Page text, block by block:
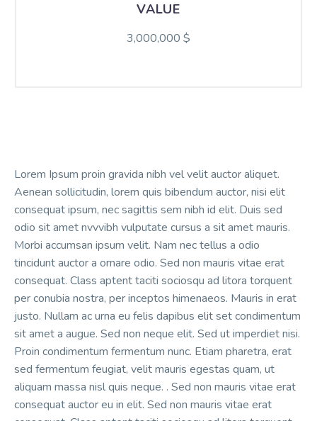
VALUE
3,000,000 $
Lorem Ipsum proin gravida nibh vel velit auctor aliquet.
Aenean sollicitudin, lorem quis bibendum auctor, nisi elit
consequat ipsum, nec sagittis sem nibh id elit. Duis sed
odio sit amet nvvvibh vulputate cursus a sit amet mauris.
Morbi accumsan ipsum velit. Nam nec tellus a odio
tincidunt auctor a ornare odio. Sed non mauris vitae erat
consequat. Class aptent taciti sociosqu ad litora torquent
per conubia nostra, per inceptos himenaeos. Mauris in erat
justo. Nullam ac urna eu felis dapibus elit set condimentum
sit amet a augue. Sed non neque elit. Sed ut imperdiet nisi.
Proin condimentum fermentum nunc. Etiam pharetra, erat
sed fermentum feugiat, velit mauris egestas quam, ut
aliquam massa nisl quis neque. . Sed non mauris vitae erat
consequat auctor eu in elit. Sed non mauris vitae erat